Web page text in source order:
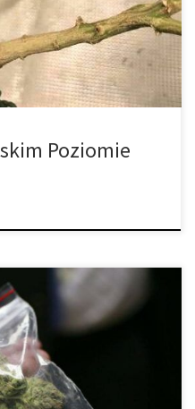
techniki, takie jak
tym artykule omówimy
Poziomie
marihuany, który chce
w terpeny pąki, które
odpowiedniej wiedzy i kilku
największych pułapek i
i zacząć produkować